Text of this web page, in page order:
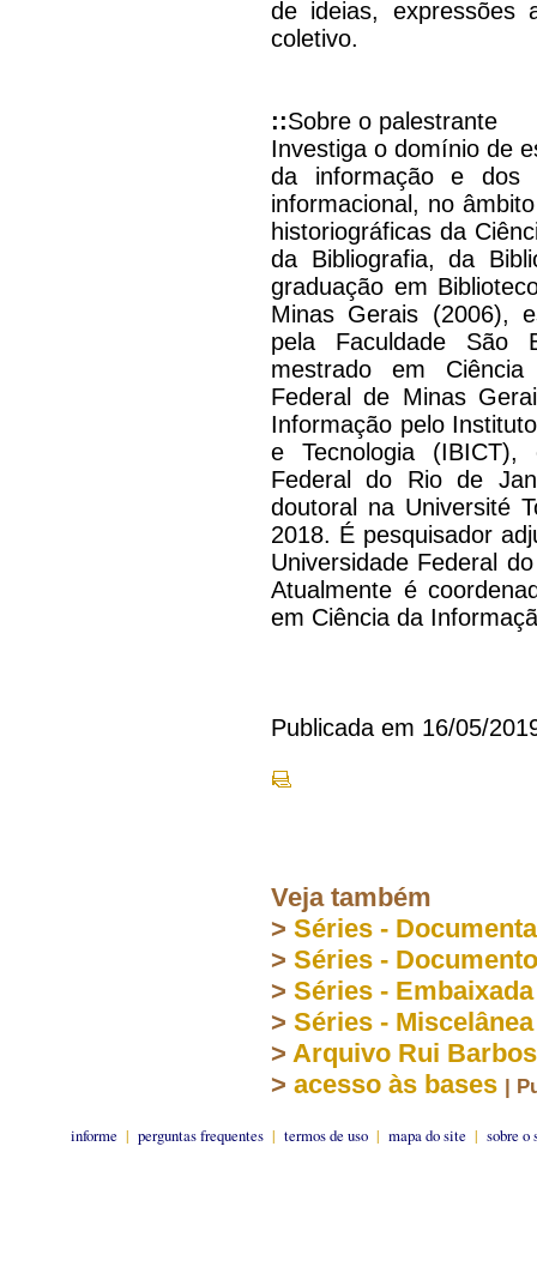
de ideias, expressões
coletivo.
::Sobre o palestrante
Investiga o domínio de
da informação e dos
informacional, no
historiográficas da
da Bibliografia, da
graduação em
Minas Gerais (2006),
pela Faculdade São
mestrado em
Federal de Minas
Informação pelo
e Tecnologia
Federal do Rio de
doutoral na Université
2018. É pesquisador
Universidade Federal
Atualmente é
em Ciência da
Publicada em 16/05/
Veja também
> Séries -
> Séries -
> Séries -
> Séries - Miscelânea
> Arquivo Rui
> acesso às bases |
informe | perguntas frequentes | termos de uso | mapa do site | sobre o